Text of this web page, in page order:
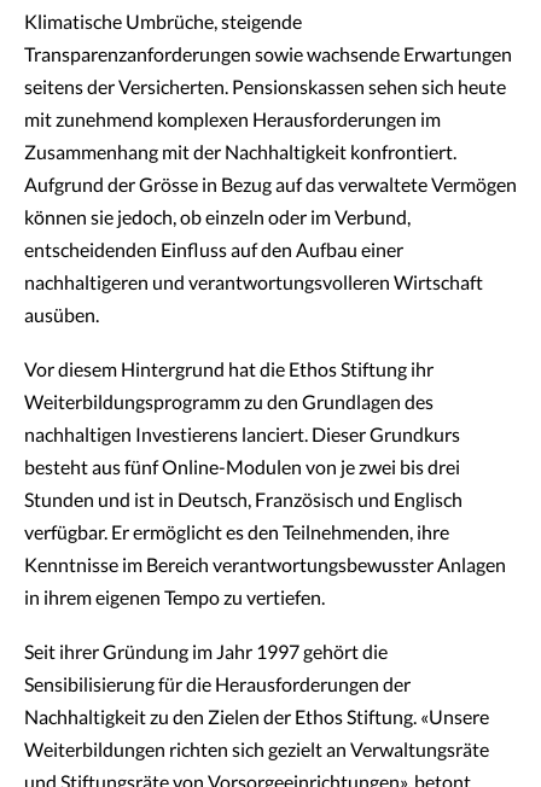
Klimatische Umbrüche, steigende
Transparenzanforderungen sowie wachsende Erwartungen
seitens der Versicherten. Pensionskassen sehen sich heute
mit zunehmend komplexen Herausforderungen im
Zusammenhang mit der Nachhaltigkeit konfrontiert.
Aufgrund der Grösse in Bezug auf das verwaltete Vermögen
können sie jedoch, ob einzeln oder im Verbund,
entscheidenden Einfluss auf den Aufbau einer
nachhaltigeren und verantwortungsvolleren Wirtschaft
ausüben.
Vor diesem Hintergrund hat die Ethos Stiftung ihr
Weiterbildungsprogramm zu den Grundlagen des
nachhaltigen Investierens lanciert. Dieser Grundkurs
besteht aus fünf Online-Modulen von je zwei bis drei
Stunden und ist in Deutsch, Französisch und Englisch
verfügbar. Er ermöglicht es den Teilnehmenden, ihre
Kenntnisse im Bereich verantwortungsbewusster Anlagen
in ihrem eigenen Tempo zu vertiefen.
Seit ihrer Gründung im Jahr 1997 gehört die
Sensibilisierung für die Herausforderungen der
Nachhaltigkeit zu den Zielen der Ethos Stiftung. «Unsere
Weiterbildungen richten sich gezielt an Verwaltungsräte